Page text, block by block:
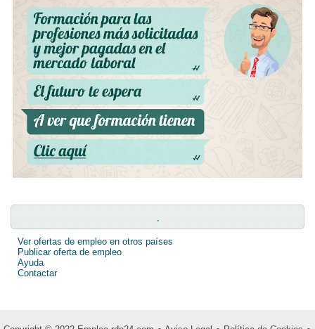
.
Ver ofertas de empleo en otros países
Publicar oferta de empleo
Ayuda
Contactar